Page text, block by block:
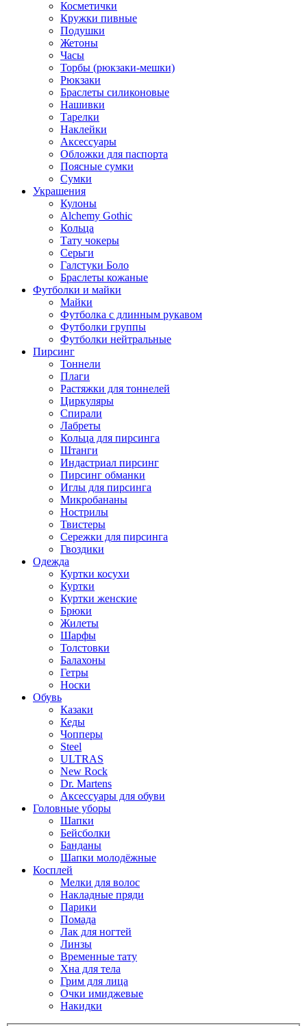
Косметички
Кружки пивные
Подушки
Жетоны
Часы
Торбы (рюкзаки-мешки)
Рюкзаки
Браслеты силиконовые
Нашивки
Тарелки
Наклейки
Аксессуары
Обложки для паспорта
Поясные сумки
Сумки
Украшения
Кулоны
Alchemy Gothic
Кольца
Тату чокеры
Серьги
Галстуки Боло
Браслеты кожаные
Футболки и майки
Майки
Футболка с длинным рукавом
Футболки группы
Футболки нейтральные
Пирсинг
Тоннели
Плаги
Растяжки для тоннелей
Циркуляры
Спирали
Лабреты
Кольца для пирсинга
Штанги
Индастриал пирсинг
Пирсинг обманки
Иглы для пирсинга
Микробананы
Нострилы
Твистеры
Сережки для пирсинга
Гвоздики
Одежда
Куртки косухи
Куртки
Куртки женские
Брюки
Жилеты
Шарфы
Толстовки
Балахоны
Гетры
Носки
Обувь
Казаки
Кеды
Чопперы
Steel
ULTRAS
New Rock
Dr. Martens
Аксессуары для обуви
Головные уборы
Шапки
Бейсболки
Банданы
Шапки молодёжные
Косплей
Мелки для волос
Накладные пряди
Парики
Помада
Лак для ногтей
Линзы
Временные тату
Хна для тела
Грим для лица
Очки имиджевые
Накидки